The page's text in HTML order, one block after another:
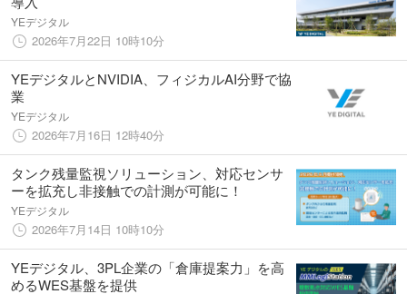
YEデジタル
2026年7月22日 10時10分
YEデジタルとNVIDIA、フィジカルAI分野で協
業
YEデジタル
2026年7月16日 12時40分
タンク残量監視ソリューション、対応センサ
ーを拡充し非接触での計測が可能に！
YEデジタル
2026年7月14日 10時10分
YEデジタル、3PL企業の「倉庫提案力」を高
めるWES基盤を提供